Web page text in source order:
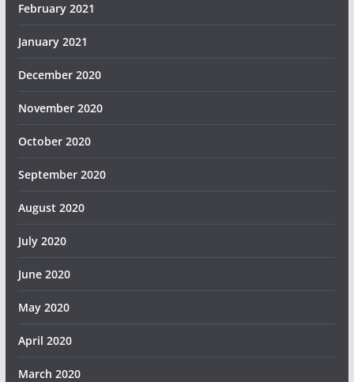
February 2021
January 2021
December 2020
November 2020
October 2020
September 2020
August 2020
July 2020
June 2020
May 2020
April 2020
March 2020